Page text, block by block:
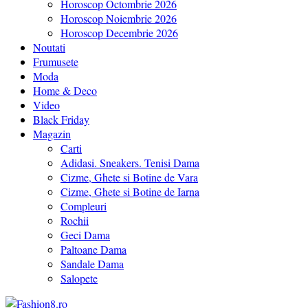
Horoscop Octombrie 2026
Horoscop Noiembrie 2026
Horoscop Decembrie 2026
Noutati
Frumusete
Moda
Home & Deco
Video
Black Friday
Magazin
Carti
Adidasi. Sneakers. Tenisi Dama
Cizme, Ghete si Botine de Vara
Cizme, Ghete si Botine de Iarna
Compleuri
Rochii
Geci Dama
Paltoane Dama
Sandale Dama
Salopete